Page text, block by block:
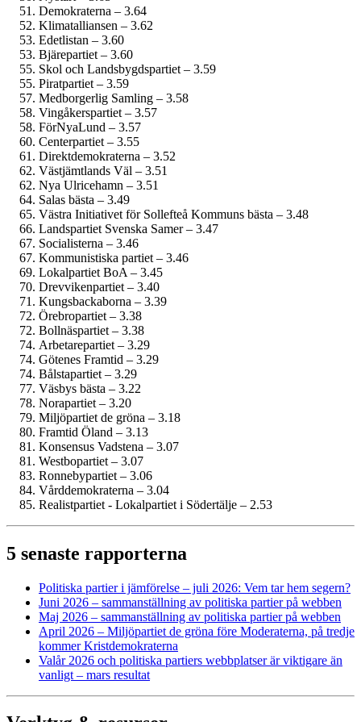
Demokraterna – 3.64
Klimatalliansen – 3.62
Edetlistan – 3.60
Bjärepartiet – 3.60
Skol och Landsbygdspartiet – 3.59
Piratpartiet – 3.59
Medborgerlig Samling – 3.58
Vingåkerspartiet – 3.57
FörNyaLund – 3.57
Centerpartiet – 3.55
Direktdemokraterna – 3.52
Västjämtlands Väl – 3.51
Nya Ulricehamn – 3.51
Salas bästa – 3.49
Västra Initiativet för Sollefteå Kommuns bästa – 3.48
Landspartiet Svenska Samer – 3.47
Socialisterna – 3.46
Kommunistiska partiet – 3.46
Lokalpartiet BoA – 3.45
Drevvikenpartiet – 3.40
Kungsbackaborna – 3.39
Örebropartiet – 3.38
Bollnäspartiet – 3.38
Arbetarepartiet – 3.29
Götenes Framtid – 3.29
Bålstapartiet – 3.29
Väsbys bästa – 3.22
Norapartiet – 3.20
Miljöpartiet de gröna – 3.18
Framtid Öland – 3.13
Konsensus Vadstena – 3.07
Westbopartiet – 3.07
Ronnebypartiet – 3.06
Vårddemokraterna – 3.04
Realistpartiet - Lokalpartiet i Södertälje – 2.53
5 senaste rapporterna
Politiska partier i jämförelse – juli 2026: Vem tar hem segern?
Juni 2026 – sammanställning av politiska partier på webben
Maj 2026 – sammanställning av politiska partier på webben
April 2026 – Miljöpartiet de gröna före Moderaterna, på tredje
kommer Krist­demokraterna
Valår 2026 och politiska partiers webbplatser är viktigare än
vanligt – mars resultat